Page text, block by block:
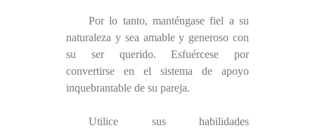
Por lo tanto, manténgase fiel a su
naturaleza y sea amable y generoso con
su ser querido. Esfuércese por
convertirse en el sistema de apoyo
inquebrantable de su pareja.
Utilice sus habilidades